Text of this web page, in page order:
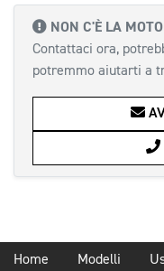
NON C'È LA
Contattaci ora,
potremmo aiutarti a
Home Modelli